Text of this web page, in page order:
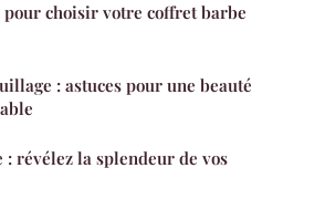
choisir votre coffret barbe
: astuces pour une beauté
: révélez la splendeur de vos